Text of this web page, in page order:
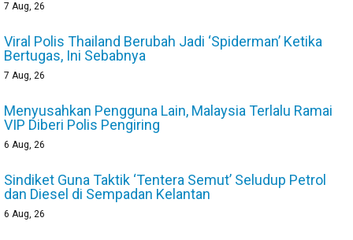
7 Aug, 26
Viral Polis Thailand Berubah Jadi ‘Spiderman’ Ketika
Bertugas, Ini Sebabnya
7 Aug, 26
Menyusahkan Pengguna Lain, Malaysia Terlalu Ramai
VIP Diberi Polis Pengiring
6 Aug, 26
Sindiket Guna Taktik ‘Tentera Semut’ Seludup Petrol
dan Diesel di Sempadan Kelantan
6 Aug, 26